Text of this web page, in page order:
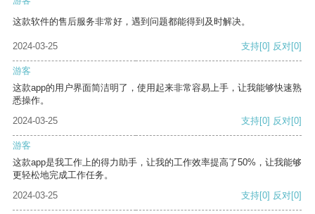
这款软件的售后服务非常好，遇到问题都能得到及时解决。
2024-03-25 支持[0] 反对[0]
游客
这款app的用户界面简洁明了，使用起来非常容易上手，让我能够快速熟
悉操作。
2024-03-25
支持[0] 反对[0]
游客
这款app是我工作上的得力助手，让我的工作效率提高了50%，让我能够
更轻松地完成工作任务。
2024-03-25
支持[0] 反对[0]